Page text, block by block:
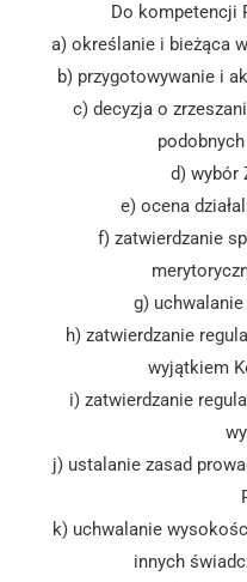
Do kompetencji
a) określanie i bieżąca
b) przygotowywanie i
c) decyzja o
d) wybór
e) ocena
f) zatwierdzanie
g)
h) zatwierdzanie
wyjątkiem
i) zatwierdzanie
j) ustalanie zasad
k) uchwalanie
innych